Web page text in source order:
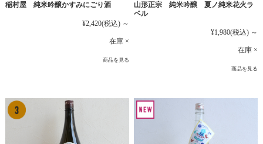
稲村屋 純米吟醸かすみにごり酒
¥2,420(税込) ～
在庫 ×
商品を見る
山形正宗 純米吟醸 夏ノ純米花火ラ
ベル
¥1,980(税込) ～
在庫 ×
商品を見る